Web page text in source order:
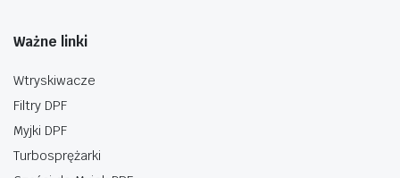
Ważne linki
Wtryskiwacze
Filtry DPF
Myjki DPF
Turbosprężarki